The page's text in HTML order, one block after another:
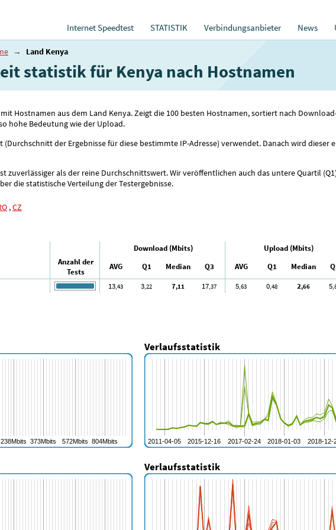
Internet Speedtest STATISTIK Verbindungsanbieter News
→ Land Kenya
statistik für Kenya nach Hostnamen
Hostnamen aus dem Land Kenya. Zeigt die 100 besten Hostnamen, sortiert nach
hohe Bedeutung wie der Upload.
der Ergebnisse für diese bestimmte IP-Adresse) verwendet. Danach wird dieser
zuverlässiger als der reine Durchschnittswert. Wir veröffentlichen auch das untere Quartil
die statistische Verteilung der Testergebnisse.
,CZ
Download (Mbits) Upload (Mbits)
Anzahl der
Tests
AVG Q1 Median Q3 AVG Q1 Median
13,43 3,22 7,11 17,37 5,63 0,48 2,66 5
Verlaufsstatistik
Verlaufsstatistik